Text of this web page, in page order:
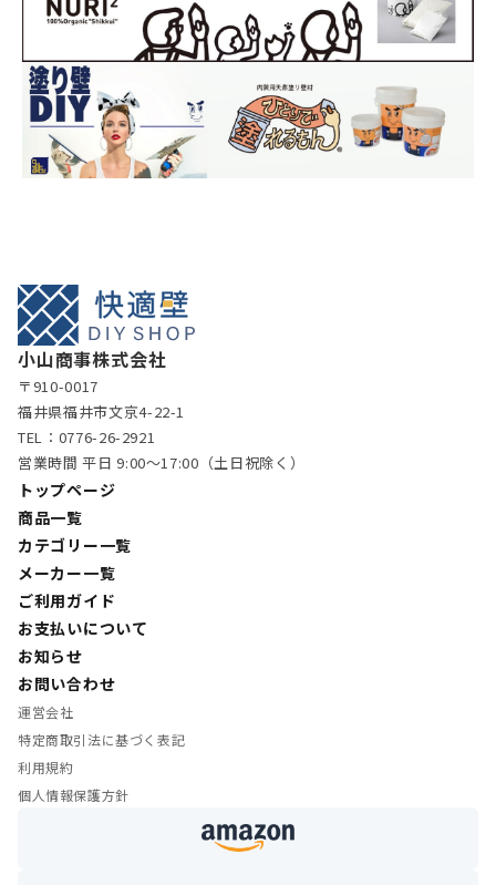
小山商事株式会社
〒910-0017
福井県福井市文京4-22-1
TEL：0776-26-2921
営業時間 平日 9:00〜17:00（土日祝除く）
トップページ
商品一覧
カテゴリー一覧
メーカー一覧
ご利用ガイド
お支払いについて
お知らせ
お問い合わせ
運営会社
特定商取引法に基づく表記
利用規約
個人情報保護方針